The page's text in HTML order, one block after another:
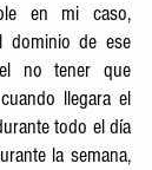
en mi caso,
dominio de ese
no tener que
llegara el
todo el día
la semana,